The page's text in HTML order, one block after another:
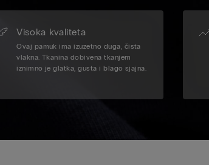
Visoka kvaliteta
Ovaj pamuk ima izuzetno duga, čista
vlakna. Tkanina dobivena tkanjem
iznimno je glatka, gusta i blago sjajna.